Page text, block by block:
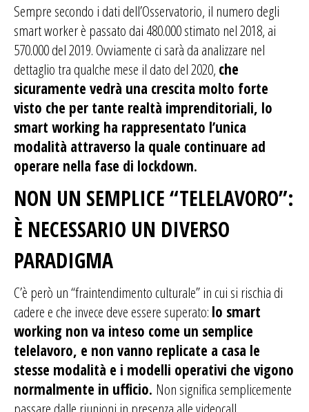
Sempre secondo i dati dell’Osservatorio, il numero degli
smart worker è passato dai 480.000 stimato nel 2018, ai
570.000 del 2019. Ovviamente ci sarà da analizzare nel
dettaglio tra qualche mese il dato del 2020, che
sicuramente vedrà una crescita molto forte
visto che per tante realtà imprenditoriali, lo
smart working ha rappresentato l’unica
modalità attraverso la quale continuare ad
operare nella fase di lockdown.
NON UN SEMPLICE “TELELAVORO”:
È NECESSARIO UN DIVERSO
PARADIGMA
C’è però un “fraintendimento culturale” in cui si rischia di
cadere e che invece deve essere superato: lo smart
working non va inteso come un semplice
telelavoro, e non vanno replicate a casa le
stesse modalità e i modelli operativi che vigono
normalmente in ufficio. Non significa semplicemente